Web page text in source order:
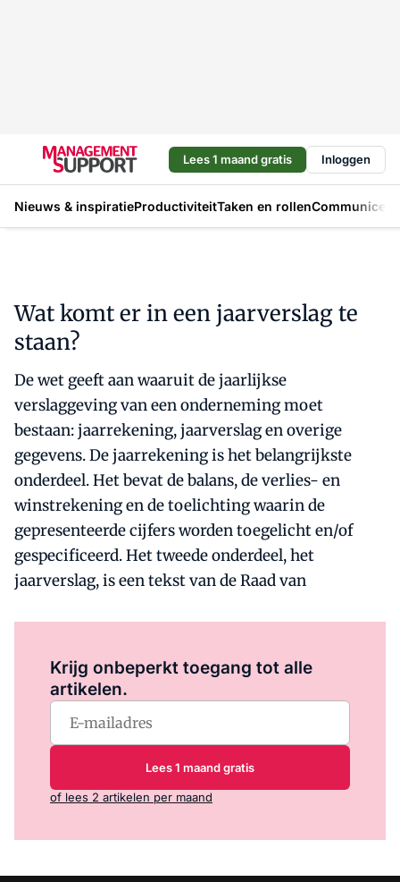
Lees 1 maand gratis Inloggen
Nieuws & inspiratieProductiviteitTaken en rollen
Wat komt er in een jaarverslag te
staan?
De wet geeft aan waaruit de jaarlijkse
verslaggeving van een onderneming moet
bestaan: jaarrekening, jaarverslag en overige
gegevens. De jaarrekening is het belangrijkste
onderdeel. Het bevat de balans, de verlies- en
winstrekening en de toelichting waarin de
gepresenteerde cijfers worden toegelicht en/of
gespecificeerd. Het tweede onderdeel, het
jaarverslag, is een tekst van de Raad van
Krijg onbeperkt toegang tot alle
artikelen.
Lees 1 maand gratis
of lees 2 artikelen per maand